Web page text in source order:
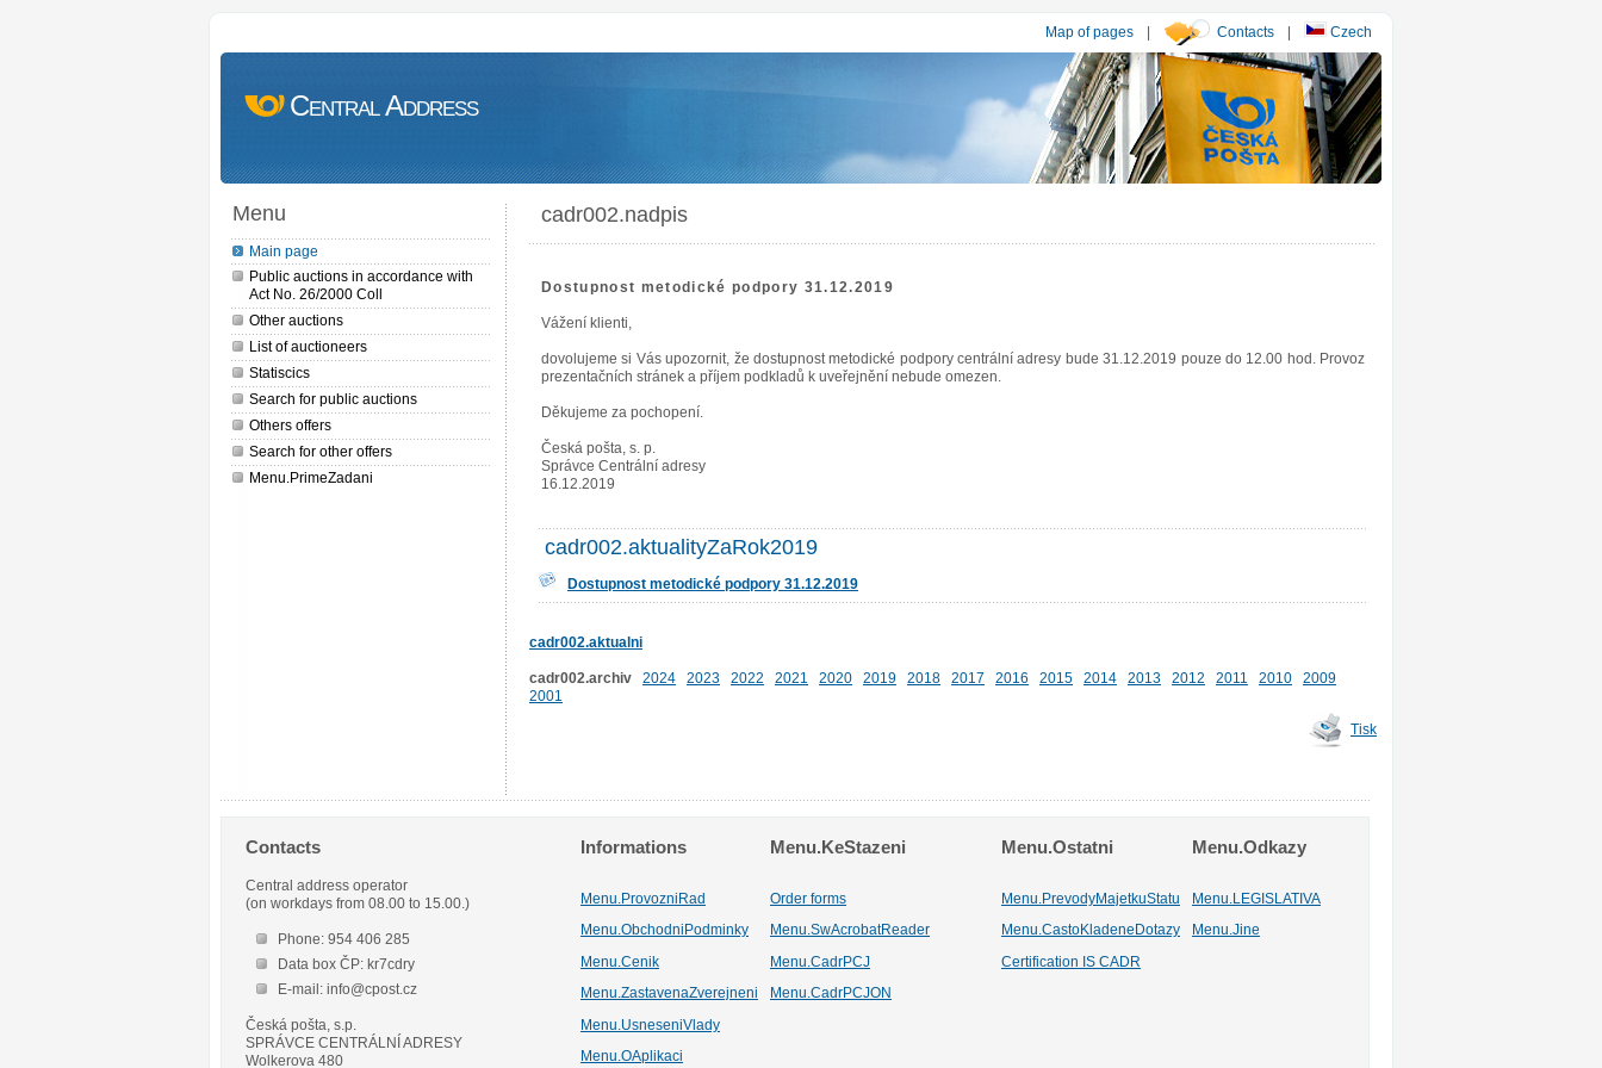
Map of pages | Contacts | Czech
Central Address
Menu
Main page
Public auctions in accordance with
Act No. 26/2000 Coll
Other auctions
List of auctioneers
Statiscics
Search for public auctions
Others offers
Search for other offers
Menu.PrimeZadani
cadr002.nadpis
Dostupnost metodické podpory 31.12.2019
Vážení klienti,
dovolujeme si Vás upozornit, že dostupnost metodické podpory centrální adresy bude 31.12.2019 pouze do 12.00 hod. Provoz
prezentačních stránek a příjem podkladů k uveřejnění nebude omezen.
Děkujeme za pochopení.
Česká pošta, s. p.
Správce Centrální adresy
16.12.2019
cadr002.aktualityZaRok2019
Dostupnost metodické podpory 31.12.2019
cadr002.aktualni
cadr002.archiv 2024 2023 2022 2021 2020 2019 2018 2017 2016 2015 2014 2013 2012 2011 2010
2009
2001
Tisk
Contacts
Central address operator
(on workdays from 08.00 to 15.00.)
Phone: 954 406 285
Data box ČP: kr7cdry
E-mail: info@cpost.cz
Česká pošta, s.p.
SPRÁVCE CENTRÁLNÍ ADRESY
Wolkerova 480
Informations Menu.KeStazeni Menu.Ostatni Menu.Odkazy
Menu.ProvozniRad Order forms Menu.PrevodyMajetkuStatu
Menu.LEGISLATIVA
Menu.ObchodniPodminky
Menu.SwAcrobatReader Menu.CastoKladeneDotazy Menu.Jine
Menu.Cenik Menu.CadrPCJ
Certification IS CADR
Menu.ZastavenaZverejneni
Menu.CadrPCJON
Menu.UsneseniVlady
Menu.OAplikaci